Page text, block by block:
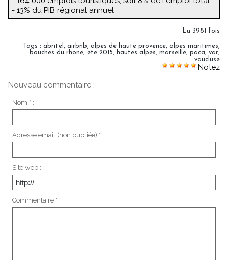
- 13% du PIB régional annuel
Lu 3981 fois
Tags : abritel airbnb alpes de haute provence alpes maritimes
bouches du rhone ete 2015 hautes alpes marseille paca var
vaucluse
Notez
Nouveau commentaire :
Nom * :
Adresse email (non publiée) * :
Site web :
Commentaire * :